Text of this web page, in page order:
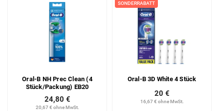
Oral-B NH Prec Clean (4
Stück/Packung) EB20
20,67 € ohne MwSt.
24,80 €
SONDERRABATT
Oral-B 3D White 4 Stück
16,67 € ohne MwSt.
20 €